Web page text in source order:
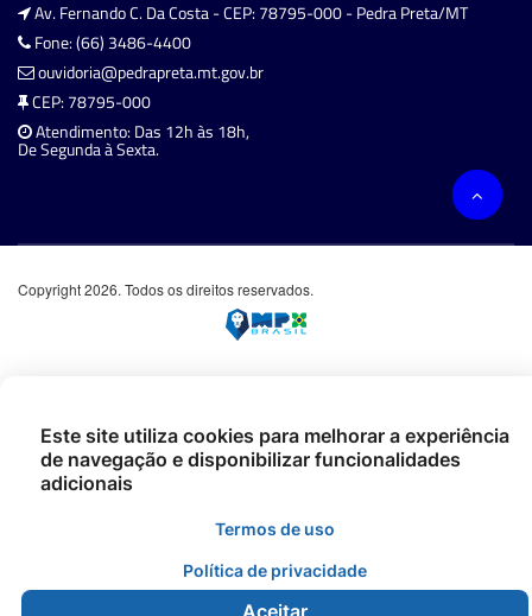
Av. Fernando C. Da Costa - CEP: 78795-000 - Pedra Preta/MT
Fone: (66) 3486-4400
ouvidoria@pedrapreta.mt.gov.br
CEP: 78795-000
Atendimento: Das 12h às 18h,
De Segunda à Sexta.
Copyright 2026. Todos os direitos reservados.
Este site utiliza cookies para melhorar a experiência
de navegação e disponibilizar funcionalidades
adicionais
Termos de uso
Política de privacidade
Aceitar